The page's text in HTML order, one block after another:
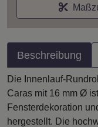
Beschreibung
Die Innenlauf-
Caras mit 16 mm Ø
Fensterdekoration
hergestellt. Die